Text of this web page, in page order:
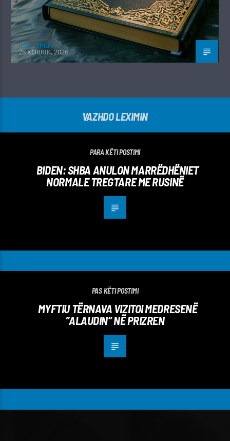
Irfan Jahiu
28 KORRIK, 2026
VAZHDO LEXIMIN
PARA KËTI POSTIMI
BIDEN: SHBA ANULON MARRËDHËNIET
NORMALE TREGTARE ME RUSINË
PAS KËTI POSTIMI
MYFTIU TËRNAVA VIZITOI MEDRESENË
“ALAUDIN” NË PRIZREN